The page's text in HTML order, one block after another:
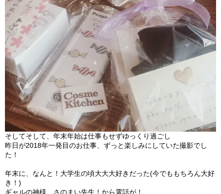
そしてそして、年末年始は仕事もせずゆっくり過ごし
昨日が2018年一発目のお仕事、 ずっと楽しみにしていた撮影でし
た！
年末に、なんと！大学生の頃大大大好きだった(今でももちろん大好
き！)
ギャルの神様、さのまい先生！から電話が！